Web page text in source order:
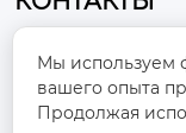

район
Шаньдун
Мы используем
вашего опыта
Продолжая